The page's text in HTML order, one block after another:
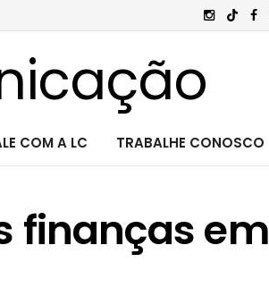
COM A LC TRABALHE CONOSCO
finanças em